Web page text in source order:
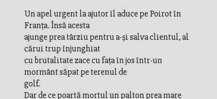
Un apel urgent la ajutor îl aduce pe Poirot în
Franţa. Însă acesta
ajunge prea târziu pentru a-şi salva clientul, al
cărui trup înjunghiat
cu brutalitate zace cu faţa în jos într-un
mormânt săpat pe terenul de
golf.
Dar de ce poartă mortul un palton prea mare